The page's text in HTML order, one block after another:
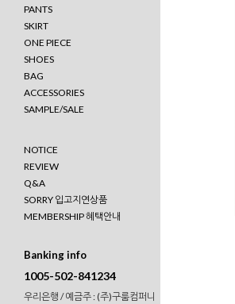
PANTS
SKIRT
ONE PIECE
SHOES
BAG
ACCESSORIES
SAMPLE/SALE
NOTICE
REVIEW
Q&A
SORRY 입고지연상품
MEMBERSHIP 혜택안내
Banking info
1005-502-841234
우리은행 / 예금주 : (주)구룸컴퍼니